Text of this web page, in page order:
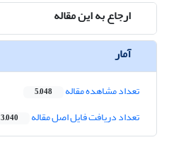
ارجاع به این مقاله
آمار
تعداد مشاهده مقاله 5,048
تعداد دریافت فایل اصل مقاله 3,040